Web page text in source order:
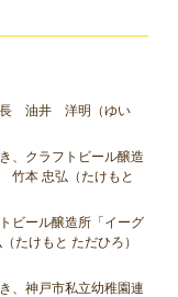
長 油井 洋明（ゆい
、クラフトビール醸造
竹本 忠弘（たけもと
ビール醸造所「イーグ
たけもと ただひろ）
、神戸市私立幼稚園連